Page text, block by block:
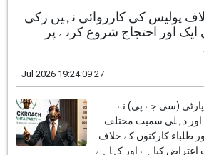
پولیس کی کارروائی نہیں رکی
ایک اور احتجاج شروع کرنے پر
27 Jul 2026 19:24:09